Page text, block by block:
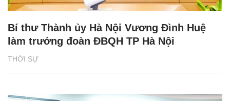
THỜI SỰ
Bí thư Thành ủy Hà Nội Vương Đình Huệ
làm trưởng đoàn ĐBQH TP Hà Nội